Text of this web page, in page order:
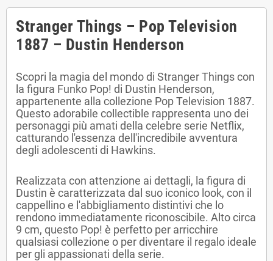
Stranger Things – Pop Television
1887 – Dustin Henderson
Scopri la magia del mondo di Stranger Things con
la figura Funko Pop! di Dustin Henderson,
appartenente alla collezione Pop Television 1887.
Questo adorabile collectible rappresenta uno dei
personaggi più amati della celebre serie Netflix,
catturando l'essenza dell'incredibile avventura
degli adolescenti di Hawkins.
Realizzata con attenzione ai dettagli, la figura di
Dustin è caratterizzata dal suo iconico look, con il
cappellino e l'abbigliamento distintivi che lo
rendono immediatamente riconoscibile. Alto circa
9 cm, questo Pop! è perfetto per arricchire
qualsiasi collezione o per diventare il regalo ideale
per gli appassionati della serie.